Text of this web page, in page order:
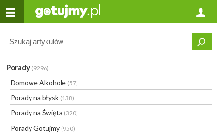
Porady (9296)
Domowe Alkohole (57)
Porady na błysk (138)
Porady na Święta (320)
Porady Gotujmy (950)